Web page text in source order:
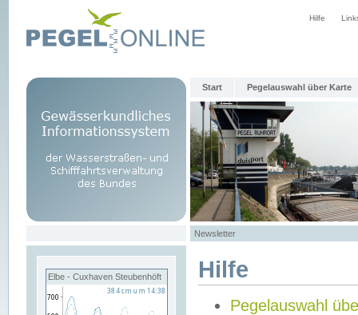
Hilfe
Start Pegelauswahl über Karte
Newsletter
Elbe - Cuxhaven Steubenhöft Hilfe
Pegelauswahl